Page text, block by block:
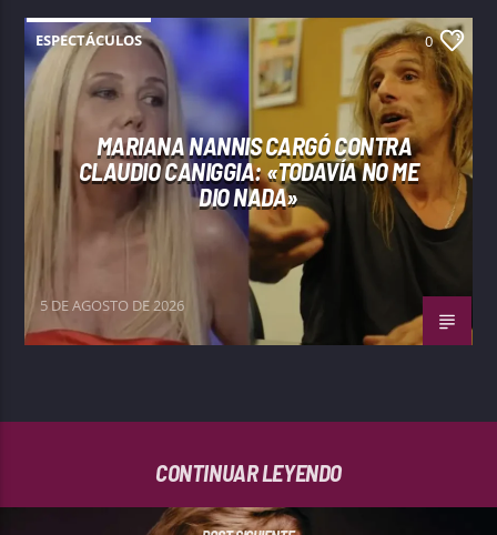
ESPECTÁCULOS 0
MARIANA NANNIS CARGÓ CONTRA
CLAUDIO CANIGGIA: «TODAVÍA NO ME
DIO NADA»
5 DE AGOSTO DE 2026
CONTINUAR LEYENDO